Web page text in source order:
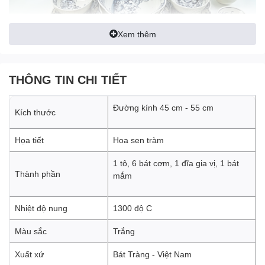
Xem thêm
THÔNG TIN CHI TIẾT
Kích thước Đường kính 45 cm - 55 cm
Họa tiết Hoa sen tràm
Thành phần
1 tô, 6 bát cơm, 1 đĩa gia vị, 1 bát
mắm
Nhiệt độ nung 1300 độ C
Màu sắc Trắng
Xuất xứ Bát Tràng - Việt Nam